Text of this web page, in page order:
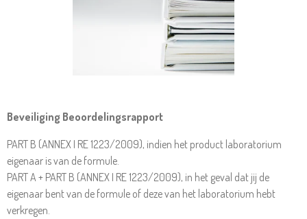
Beveiliging Beoordelingsrapport
PART B (ANNEX I RE 1223/2009), indien het product laboratorium
eigenaar is van de formule.
PART A + PART B (ANNEX I RE 1223/2009), in het geval dat jij de
eigenaar bent van de formule of deze van het laboratorium hebt
verkregen.